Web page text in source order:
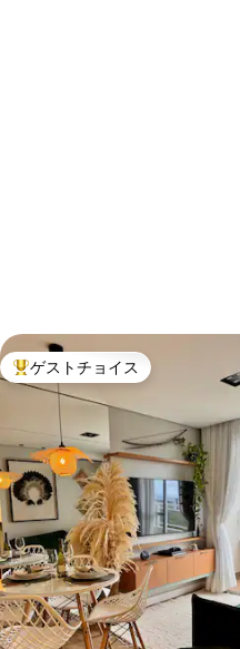
件、5つ星中5つ星の平均評価
大好評のゲストチョイスです。
ゲストチョイス